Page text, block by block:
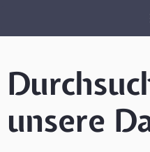
unsere